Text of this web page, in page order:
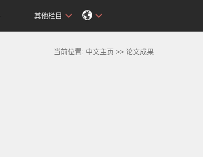
其他栏目
当前位置: 中文主页 >>论文成果